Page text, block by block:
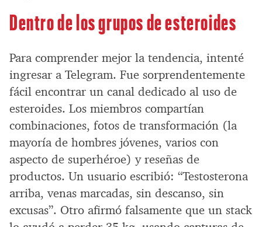
Dentro de los grupos de esteroides
Para comprender mejor la tendencia, intenté
ingresar a Telegram. Fue sorprendentemente
fácil encontrar un canal dedicado al uso de
esteroides. Los miembros compartían
combinaciones, fotos de transformación (la
mayoría de hombres jóvenes, varios con
aspecto de superhéroe) y reseñas de
productos. Un usuario escribió: “Testosterona
arriba, venas marcadas, sin descanso, sin
excusas”. Otro afirmó falsamente que un stack